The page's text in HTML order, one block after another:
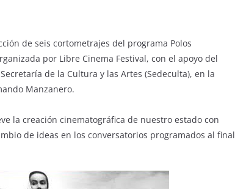
de seis cortometrajes del programa Polos
por Libre Cinema Festival, con el apoyo del
de la Cultura y las Artes (Sedeculta), en la
Manzanero.
la creación cinematográfica de nuestro estado con
de ideas en los conversatorios programados al final